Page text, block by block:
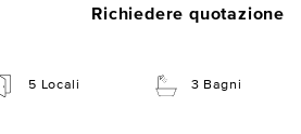
Richiedere quotazione
5 Locali 3 Bagni